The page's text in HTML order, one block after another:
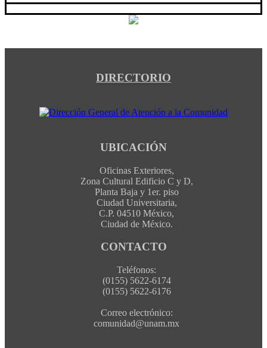
DIRECTORIO
UBICACIÓN
Oficinas Exteriores,
Zona Cultural Edificio C y D,
Planta Baja y 1er. piso
Ciudad Universitaria,
C.P. 04510 México,
Ciudad de México.
CONTACTO
Teléfonos:
(0155) 5622-6174
(0155) 5622-6176
Correo electrónico:
comunidad@unam.mx